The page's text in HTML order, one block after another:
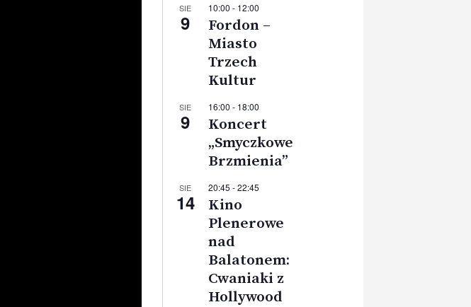
SIE
9
10:00 - 12:00
Fordon –
Miasto
Trzech
Kultur
SIE
9
16:00 - 18:00
Koncert
„Smyczkowe
Brzmienia”
SIE
14
20:45 -22:45
Kino
Plenerowe
nad
Balatonem:
Cwaniaki z
Hollywood